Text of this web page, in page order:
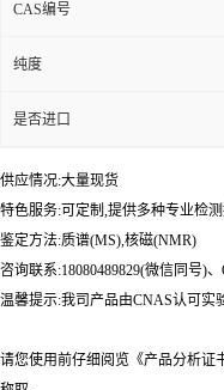
CAS编号
纯度
是否进口
供应情况:大量现货
特色服务:可定制,提供多种专业检
鉴定方法:质谱(MS),核磁(NMR)
咨询联系:18080489829(微信同号)、
温馨提示:我司产品由CNAS认可实
请您使用前仔细阅览《产品分析证